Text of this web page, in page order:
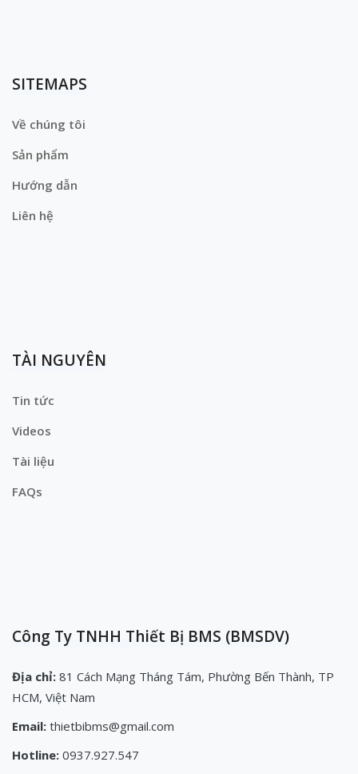
SITEMAPS
Về chúng tôi
Sản phẩm
Hướng dẫn
Liên hệ
TÀI NGUYÊN
Tin tức
Videos
Tài liệu
FAQs
Công Ty TNHH Thiết Bị BMS (BMSDV)
Địa chỉ: 81 Cách Mạng Tháng Tám, Phường Bến Thành, TP
HCM, Việt Nam
Email: thietbibms@gmail.com
Hotline: 0937.927.547